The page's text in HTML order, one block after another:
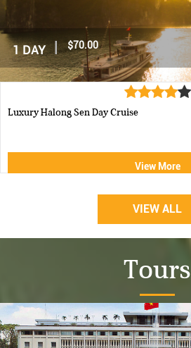
1 DAY | $70.00
Luxury Halong Sen Day Cruise
View More
VIEW ALL
Tours